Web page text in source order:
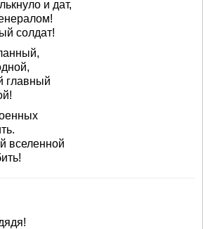
и дат,
солдат!
главный
вселенной